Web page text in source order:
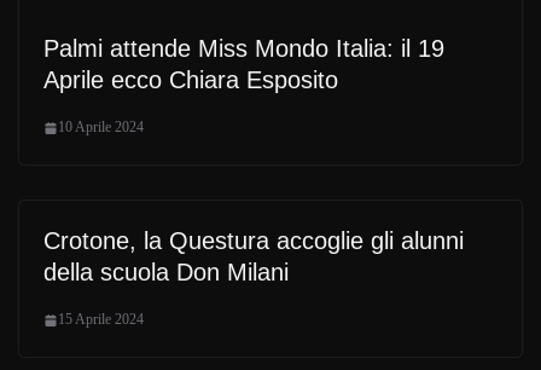
Palmi attende Miss Mondo Italia: il 19
Aprile ecco Chiara Esposito
10 Aprile 2024
Crotone, la Questura accoglie gli alunni
della scuola Don Milani
15 Aprile 2024